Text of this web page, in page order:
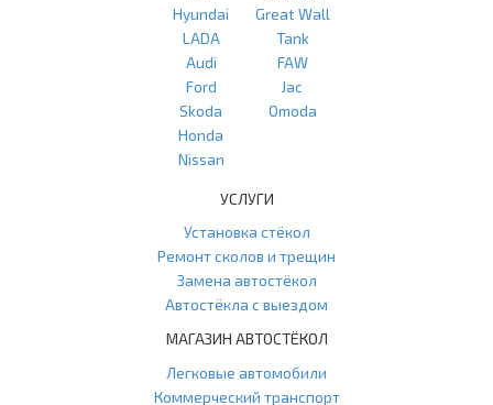
Hyundai
LADA
Audi
Ford
Skoda
Honda
Nissan
Great Wall
Tank
FAW
Jac
Omoda
УСЛУГИ
Установка стёкол
Ремонт сколов и трещин
Замена автостёкол
Автостёкла с выездом
МАГАЗИН АВТОСТЁКОЛ
Легковые автомобили
Коммерческий транспорт